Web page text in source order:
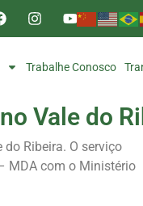
Trabalhe Conosco
Vale do
Ribeira. O serviço
MDA com o Ministério